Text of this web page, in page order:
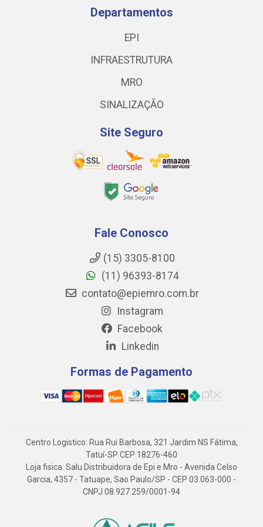
Departamentos
EPI
INFRAESTRUTURA
MRO
SINALIZAÇÃO
Site Seguro
Fale Conosco
(15) 3305-8100
(11) 96393-8174
contato@epiemro.com.br
Instagram
Facebook
Linkedin
Formas de Pagamento
Centro Logistico: Rua Rui Barbosa, 321 Jardim NS Fátima,
Tatuí-SP CEP 18276-460
Loja fisica: Salu Distribuidora de Epi e Mro - Avenida Celso
Garcia, 4357 - Tatuape, Sao Paulo/SP - CEP 03.063-000 -
CNPJ 08.927.259/0001-94